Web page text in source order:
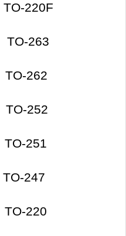
220F
TO-263
TO-262
TO-252
251
247
220